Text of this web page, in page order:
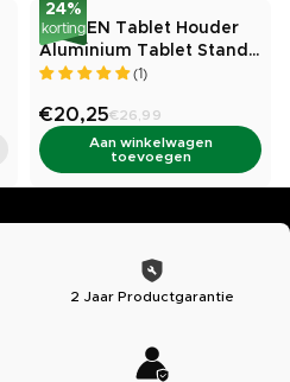
24%
korting
UGREEN Tablet Houder
Aluminium Tablet Stand
Verstelbare Bureau
(1)
€20,25€26,99
Aan winkelwagen
toevoegen
2 Jaar Productgarantie